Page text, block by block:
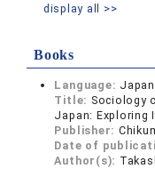
display all >>
Books
Language:
Title: Sociology
Japan: Exploring
Publisher:
Date of
Author(s):